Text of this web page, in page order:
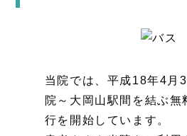
当院では、平成18年4月
院～大岡山駅間を結ぶ無
行を開始しています。